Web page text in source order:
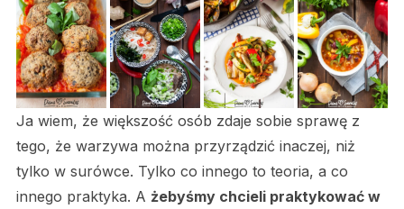
Ja wiem, że większość osób zdaje sobie sprawę z
tego, że warzywa można przyrządzić inaczej, niż
tylko w surówce. Tylko co innego to teoria, a co
innego praktyka. A żebyśmy chcieli praktykować w